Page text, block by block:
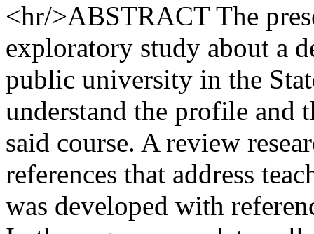
<hr/>ABSTRACT The
exploratory study about a
public university in the
understand the profile and
said course. A review
references that address
was developed with